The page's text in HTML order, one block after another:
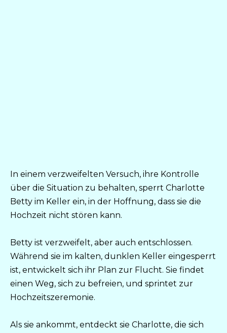
In einem verzweifelten Versuch, ihre Kontrolle
über die Situation zu behalten, sperrt Charlotte
Betty im Keller ein, in der Hoffnung, dass sie die
Hochzeit nicht stören kann.
Betty ist verzweifelt, aber auch entschlossen.
Während sie im kalten, dunklen Keller eingesperrt
ist, entwickelt sich ihr Plan zur Flucht. Sie findet
einen Weg, sich zu befreien, und sprintet zur
Hochzeitszeremonie.
Als sie ankommt, entdeckt sie Charlotte, die sich